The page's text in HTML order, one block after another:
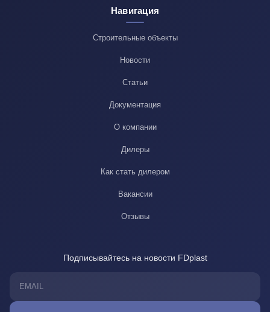
Навигация
Строительные объекты
Новости
Статьи
Документация
О компании
Дилеры
Как стать дилером
Вакансии
Отзывы
Подписывайтесь на новости FDplast